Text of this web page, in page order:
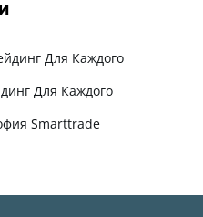
Для Каждого
Для Каждого
Smarttrade